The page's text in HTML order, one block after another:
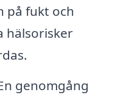
på fukt och
hälsorisker
genomgång